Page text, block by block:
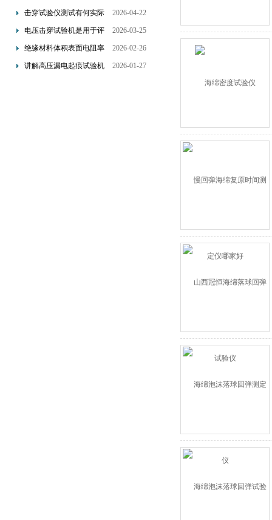
为绝缘材料检测中的常规
击穿试验仪测试有何实际
意义？
2026-04-22
电压击穿试验机是用于评
估材料绝缘性能的关键设
2026-03-25
绝缘材料体积表面电阻率
测试仪的基本工作原理解
2026-02-26
讲解高压漏电起痕试验机
2026-01-27